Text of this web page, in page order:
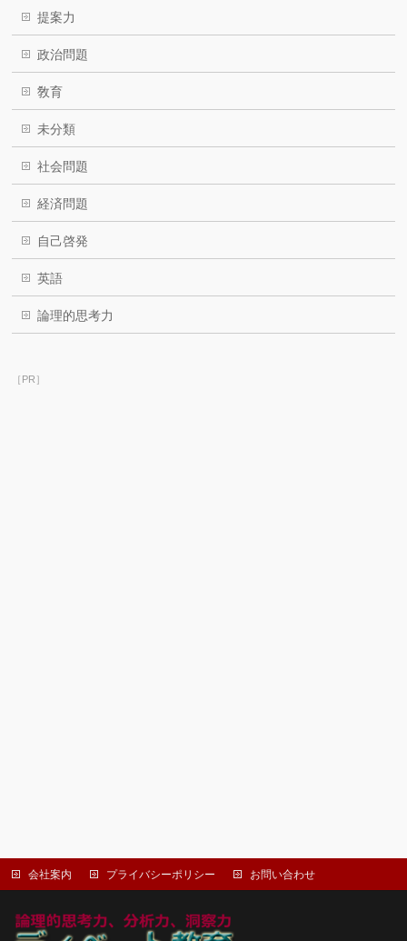
提案力
政治問題
敎育
未分類
社会問題
経済問題
自己啓発
英語
論理的思考力
［PR］
会社案内 プライバシーポリシー お問い合わせ